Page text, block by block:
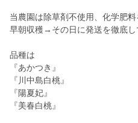
当農園は除草剤不使用、化学肥
早朝収穫→その日に発送を徹底し
品種は
『あかつき』
『川中島白桃』
『陽夏妃』
『美春白桃』